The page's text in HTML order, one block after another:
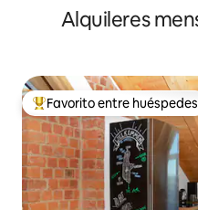
Alquileres
Favorito entre huéspedes
Favorito entre huéspedes